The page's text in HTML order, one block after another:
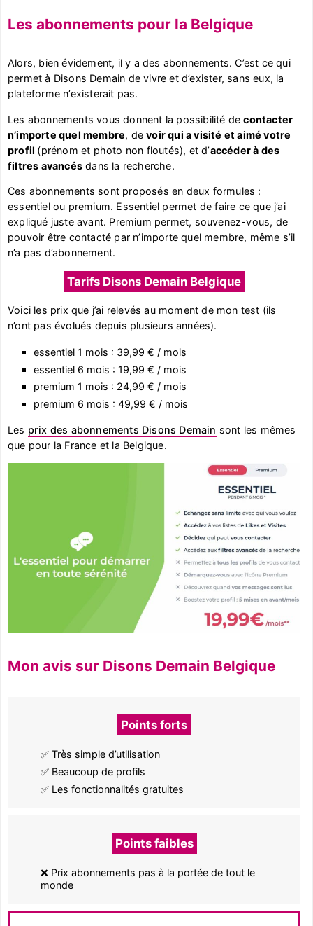
Les abonnements pour la Belgique
Alors, bien évidement, il y a des abonnements. C’est ce qui
permet à Disons Demain de vivre et d’exister, sans eux, la
plateforme n’existerait pas.
Les abonnements vous donnent la possibilité decontacter
n’importe quel membre, devoir qui a visité et aimé votre
profil (prénom et photo non floutés), et d’accéder à des
filtres avancés dans la recherche.
Ces abonnements sont proposés en deux formules :
essentiel ou premium. Essentiel permet de faire ce que j’ai
expliqué juste avant. Premium permet, souvenez-vous, de
pouvoir être contacté par n’importe quel membre, même s’il
n’a pas d’abonnement.
Tarifs Disons Demain Belgique
Voici les prix que j’ai relevés au moment de mon test (ils
n’ont pas évolués depuis plusieurs années).
essentiel 1 mois : 39,99 € / mois
essentiel 6 mois : 19,99 € / mois
premium 1 mois : 24,99 € / mois
premium 6 mois : 49,99 € / mois
Les prix des abonnements Disons Demain sont les mêmes
que pour la France et la Belgique.
Mon avis sur Disons Demain Belgique
Points forts
✅ Très simple d’utilisation
✅ Beaucoup de profils
✅ Les fonctionnalités gratuites
Points faibles
❌ Prix abonnements pas à la portée de tout le
monde